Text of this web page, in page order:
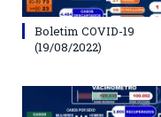
Boletim COVID-19
(19/08/2022)